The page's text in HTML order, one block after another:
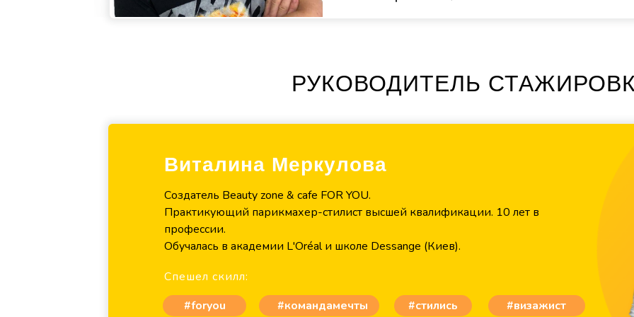
РУКОВОДИТЕЛЬ
Виталина Меркулова
Создатель Beauty zone & cafe FOR YOU.
Практикующий парикмахер-стилист высшей квалификации. 10 лет в
профессии.
Обучалась в академии L'Oréal и школе Dessange (Киев).
Спешел скилл:
#foryou
#командамечты #стились #визажист